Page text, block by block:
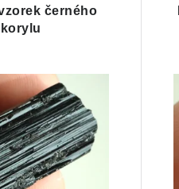
černého